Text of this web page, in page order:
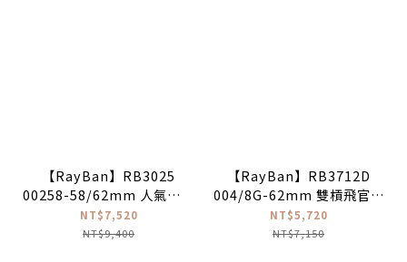
【RayBan】RB3025
00258-58/62mm 人氣百搭
飛官偏光太陽眼鏡
NT$7,520
NT$9,400
【RayBan】RB3712D
004/8G-62mm 雙槓飛官框
太陽眼鏡 #成毅同款♣
NT$5,720
NT$7,150